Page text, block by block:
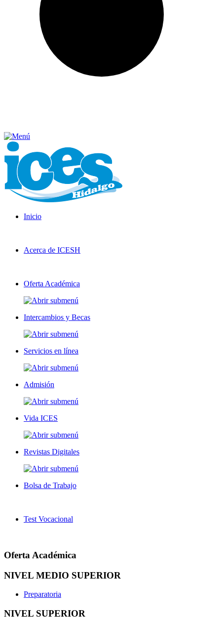
Inicio
Acerca de ICESH
Oferta Académica
Intercambios y Becas
Servicios en línea
Admisión
Vida ICES
Revistas Digitales
Bolsa de Trabajo
Test Vocacional
Oferta Académica
NIVEL MEDIO SUPERIOR
Preparatoria
NIVEL SUPERIOR